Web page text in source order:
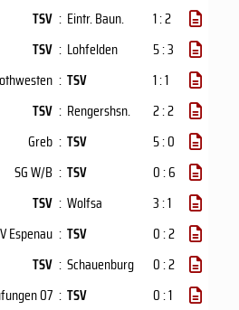
TSV : Eintr. Baun.
1 : 2
TSV : Lohfelden
5 : 3
: TSV
1 : 1
TSV : Rengershsn.
2 : 2
Greb : TSV
5 : 0
SG W/B : TSV
0 : 6
TSV : Wolfsa
3 : 1
Espenau : TSV
0 : 2
TSV : Schauenburg
0 : 2
07 : TSV 0 : 1